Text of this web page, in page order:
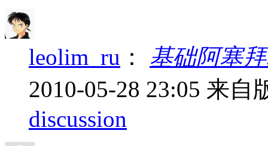
leolim_ru ： 基础阿塞
2010-05-28 23:05 来自
discussion